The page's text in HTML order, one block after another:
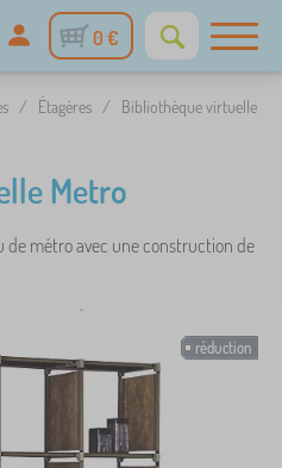
0 €
/ Étagères /
Bibliothèque virtuelle
Metro
de métro avec une construction de
réduction